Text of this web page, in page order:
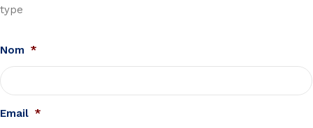
type
Nom *
Email *